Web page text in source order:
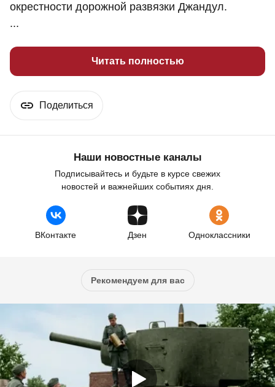
окрестности дорожной развязки Джандул.
...
Читать полностью
Поделиться
Наши новостные каналы
Подписывайтесь и будьте в курсе свежих
новостей и важнейших событиях дня.
ВКонтакте Дзен Одноклассники
Рекомендуем для вас